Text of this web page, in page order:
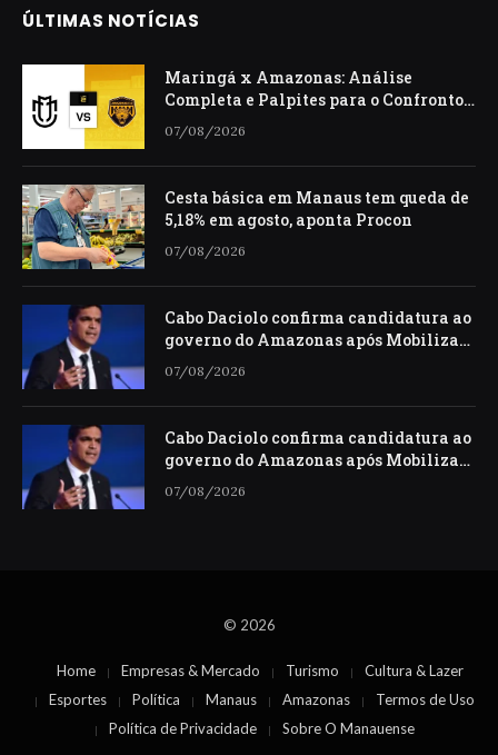
ÚLTIMAS NOTÍCIAS
Maringá x Amazonas: Análise
Completa e Palpites para o Confronto
da Série C
07/08/2026
Cesta básica em Manaus tem queda de
5,18% em agosto, aponta Procon
07/08/2026
Cabo Daciolo confirma candidatura ao
governo do Amazonas após Mobiliza
descartar Presidência
07/08/2026
Cabo Daciolo confirma candidatura ao
governo do Amazonas após Mobiliza
descartar Presidência
07/08/2026
© 2026
Home Empresas & Mercado Turismo
Cultura & Lazer
Esportes
Política Manaus Amazonas
Termos de Uso
Política de Privacidade
Sobre O Manauense